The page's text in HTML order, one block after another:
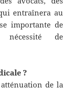
entraînera au
importante de
nécessité de
?
de la